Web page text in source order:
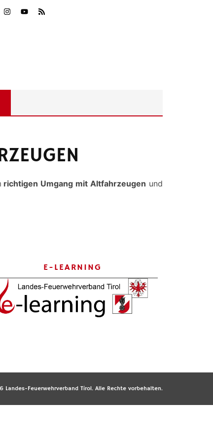
richtigen Umgang mit Altfahrzeugen und
E-LEARNING
Landes-Feuerwehrverband Tirol. Alle Rechte vorbehalten.